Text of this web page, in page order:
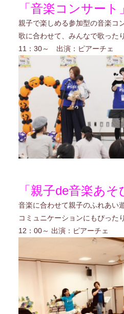
「音楽コンサート」
親子で楽しめる参加型の音楽コ
歌に合わせて、みんなで歌った
11：30～ 出演：ピアーチェ
「親子de音楽あそ
音楽に合わせて親子のふれあい
コミュニケーションにもぴった
12：00～ 出演：ピアーチェ